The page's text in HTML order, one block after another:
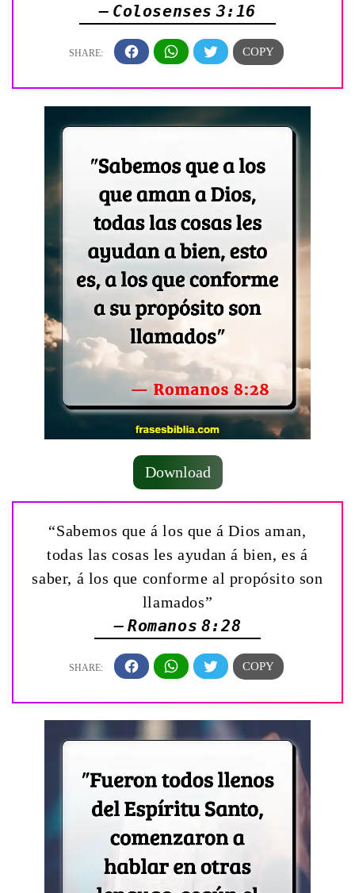
— Colosenses 3:16
Download
“Sabemos que á los que á Dios aman,
todas las cosas les ayudan á bien, es á
saber, á los que conforme al propósito son
llamados”
— Romanos 8:28